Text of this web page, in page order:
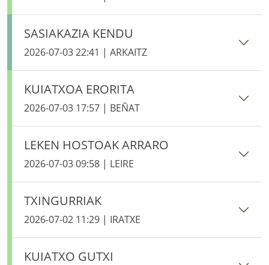
SASIAKAZIA KENDU
2026-07-03 22:41 | ARKAITZ
KUIATXOA ERORITA
2026-07-03 17:57 | BEÑAT
LEKEN HOSTOAK ARRARO
2026-07-03 09:58 | LEIRE
TXINGURRIAK
2026-07-02 11:29 | IRATXE
KUIATXO GUTXI